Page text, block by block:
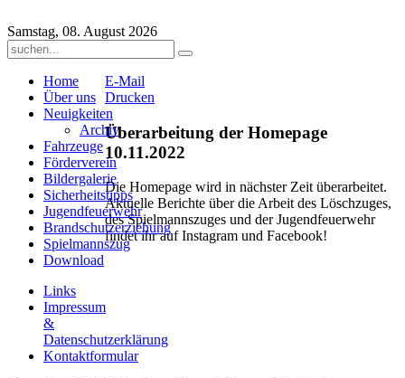
Samstag, 08. August 2026
E-Mail
Drucken
Überarbeitung der Homepage
10.11.2022
Die Homepage wird in nächster Zeit überarbeitet.
Aktuelle Berichte über die Arbeit des Löschzuges,
des Spielmannszuges und der Jugendfeuerwehr
findet ihr auf Instagram und Facebook!
Home
Über uns
Neuigkeiten
Archiv
Fahrzeuge
Förderverein
Bildergalerie
Sicherheitstipps
Jugendfeuerwehr
Brandschutzerziehung
Spielmannszug
Download
Links
Impressum
&
Datenschutzerklärung
Kontaktformular